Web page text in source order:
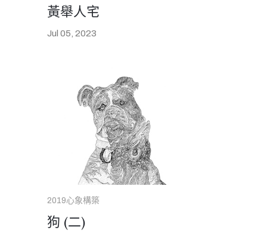
黃舉人宅
Jul 05, 2023
2019心象構築
狗 (二)